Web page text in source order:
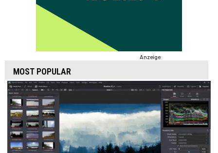
Anzeige
MOST POPULAR